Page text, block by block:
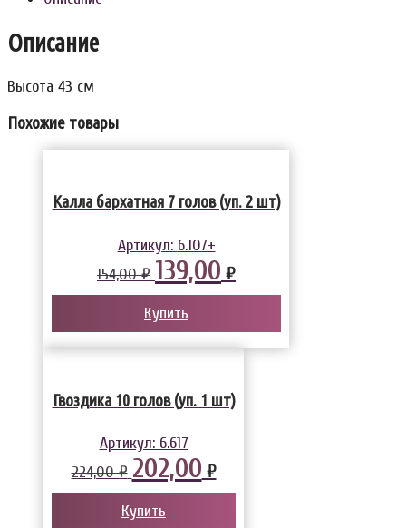
Описание
Высота 43 см
Похожие товары
Калла бархатная 7 голов (уп. 2 шт)
Артикул: 6.107+
154,00 ₽ 139,00 ₽
Купить
Гвоздика 10 голов (уп. 1 шт)
Артикул: 6.617
224,00 ₽ 202,00 ₽
Купить